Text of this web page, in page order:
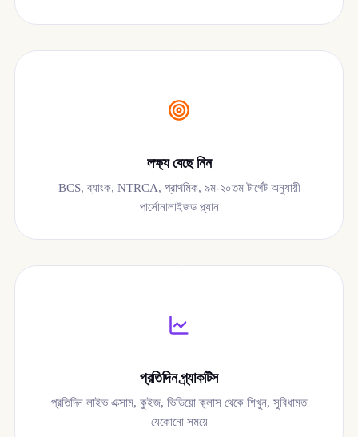
০২
লক্ষ্য বেছে নিন
BCS, ব্যাংক, NTRCA, প্রাথমিক, ৯ম-২০তম টার্গেট অনুযায়ী
পার্সোনালাইজড প্ল্যান
০৩
প্রতিদিন প্র্যাকটিস
প্রতিদিন লাইভ এক্সাম, কুইজ, ভিডিয়ো ক্লাস থেকে শিখুন, সুবিধামত
যেকোনো সময়ে